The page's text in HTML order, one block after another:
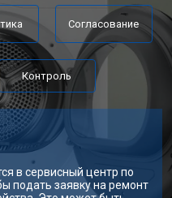
Согласование
Контроль
в сервисный центр по
подать заявку на ремонт